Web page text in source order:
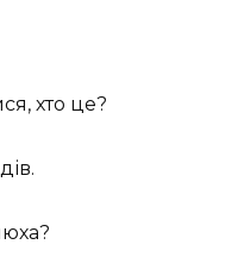
хто це?